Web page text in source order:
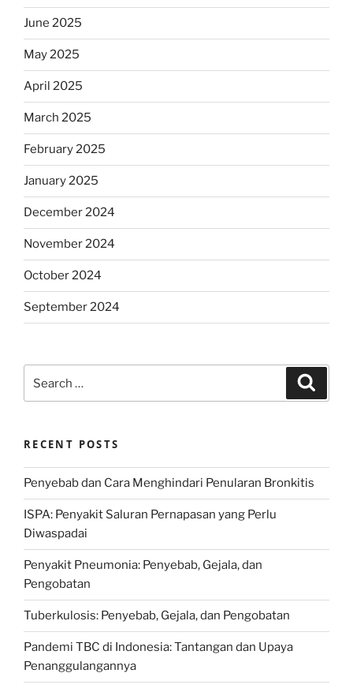
June 2025
May 2025
April 2025
March 2025
February 2025
January 2025
December 2024
November 2024
October 2024
September 2024
for:
RECENT POSTS
Penyebab dan Cara Menghindari Penularan Bronkitis
ISPA: Penyakit Saluran Pernapasan yang Perlu
Diwaspadai
Penyakit Pneumonia: Penyebab, Gejala, dan
Pengobatan
Tuberkulosis: Penyebab, Gejala, dan Pengobatan
Pandemi TBC di Indonesia: Tantangan dan Upaya
Penanggulangannya